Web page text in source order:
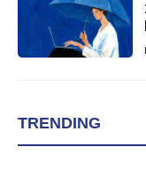
TRENDING